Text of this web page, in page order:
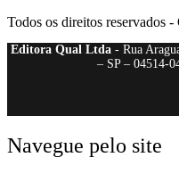
Todos os direitos reservados
Editora Qual Ltda- Rua
– SP – 04514-
Navegue pelo site